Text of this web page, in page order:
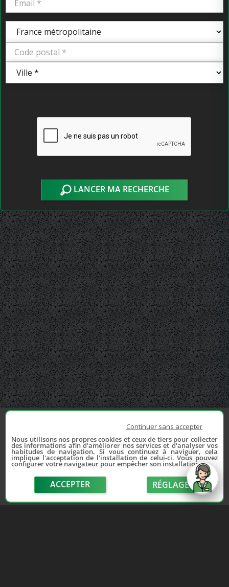
LANCER MA RECHERCHE
Continuer sans accepter
Nous utilisons nos propres cookies et ceux de tiers pour collecter
des informations afin d'améliorer nos services et d'analyser vos
habitudes de navigation. Si vous continuez à naviguer, cela
implique l'acceptation de l'installation de celui-ci. Vous pouvez
configurer votre navigateur pour empêcher son installation.
ACCEPTER RÉGLAGE